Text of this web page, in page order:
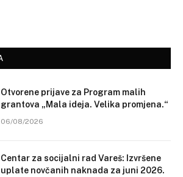
Otvorene prijave za Program malih
grantova „Mala ideja. Velika promjena.“
06/08/2026
Centar za socijalni rad Vareš: Izvršene
uplate novčanih naknada za juni 2026.